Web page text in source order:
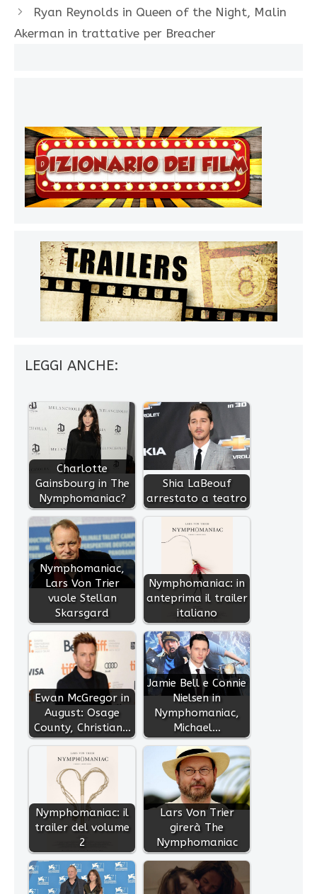
Ryan Reynolds in Queen of the Night, Malin
Akerman in trattative per Breacher
LEGGI ANCHE:
Charlotte
Gainsbourg in The
Nymphomaniac?
Shia LaBeouf
arrestato a teatro
Nymphomaniac,
Lars Von Trier
vuole Stellan
Skarsgard
Nymphomaniac: in
anteprima il trailer
italiano
Ewan McGregor in
August: Osage
County, Christian…
Jamie Bell e Connie
Nielsen in
Nymphomaniac,
Michael…
Nymphomaniac: il
trailer del volume
2
Lars Von Trier
girerà The
Nymphomaniac